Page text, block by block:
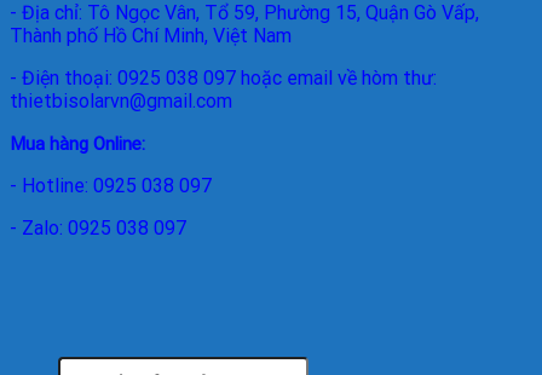
- Địa chỉ: Tô Ngọc Vân, Tổ 59, Phường 15, Quận Gò Vấp,
Thành phố Hồ Chí Minh, Việt Nam
- Điện thoại: 0925 038 097 hoặc email về hòm thư:
thietbisolarvn@gmail.com
Mua hàng Online:
- Hotline: 0925 038 097
- Zalo: 0925 038 097
Tìm